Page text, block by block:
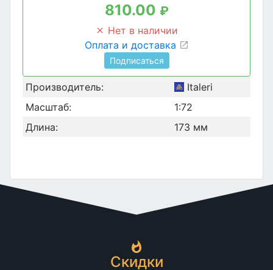
810.00 ₽
Нет в наличии
Оплата и доставка
Подписаться
Производитель:
Italeri
Масштаб:
1:72
Длина:
173 мм
Скидки